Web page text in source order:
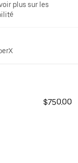
plus sur les
$750.00